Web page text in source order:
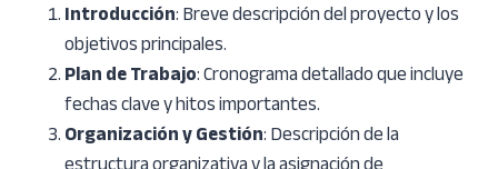
Introducción: Breve descripción del proyecto y los
objetivos principales.
Plan de Trabajo: Cronograma detallado que incluye
fechas clave y hitos importantes.
Organización y Gestión: Descripción de la